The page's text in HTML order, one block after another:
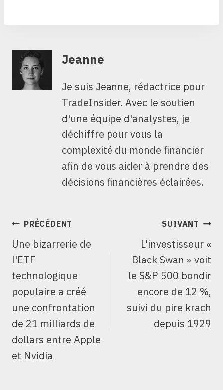
Jeanne
Je suis Jeanne, rédactrice pour
TradeInsider. Avec le soutien
d'une équipe d'analystes, je
déchiffre pour vous la
complexité du monde financier
afin de vous aider à prendre des
décisions financières éclairées.
NAVIGATION
L’ARTICLE
PRÉCÉDENT
Une bizarrerie de
l'ETF
technologique
populaire a créé
une confrontation
de 21 milliards de
dollars entre Apple
et Nvidia
SUIVANT
L'investisseur «
Black Swan » voit
le S&P 500 bondir
encore de 12 %,
suivi du pire krach
depuis 1929